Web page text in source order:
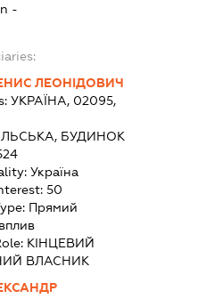
-
ЛЕОНІДОВИЧ
УКРАЇНА, 02095,
БУДИНОК
Україна
50
Прямий
КІНЦЕВИЙ
ВЛАСНИК